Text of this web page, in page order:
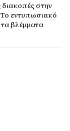
στην
Το εντυπωσιακό
βλέμματα